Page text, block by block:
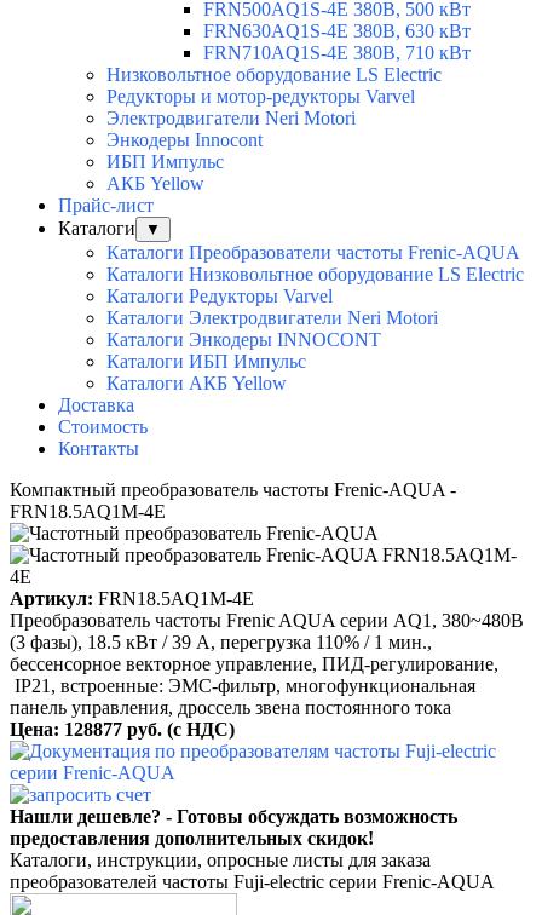
FRN500AQ1S-4E 380В, 500 кВт
FRN630AQ1S-4E 380В, 630 кВт
FRN710AQ1S-4E 380В, 710 кВт
Низковольтное оборудование LS Electric
Редукторы и мотор-редукторы Varvel
Электродвигатели Neri Motori
Энкодеры Innocont
ИБП Импульс
АКБ Yellow
Прайс-лист
Каталоги
▼
Каталоги Преобразователи частоты Frenic-AQUA
Каталоги Низковольтное оборудование LS Electric
Каталоги Редукторы Varvel
Каталоги Электродвигатели Neri Motori
Каталоги Энкодеры INNOCONT
Каталоги ИБП Импульс
Каталоги АКБ Yellow
Доставка
Стоимость
Контакты
Компактный преобразователь частоты Frenic-AQUA -
FRN18.5AQ1M-4E
Артикул: FRN18.5AQ1M-4E
Преобразователь частоты Frenic AQUA серии AQ1, 380~480B
(3 фазы), 18.5 кВт / 39 A, перегрузка 110% / 1 мин.,
бессенсорное векторное управление, ПИД-регулирование,
IP21, встроенные: ЭМС-фильтр, многофункциональная
панель управления, дроссель звена постоянного тока
Цена: 128877 руб. (с НДС)
Нашли дешевле? - Готовы обсуждать возможность
предоставления дополнительных скидок!
Каталоги, инструкции, опросные листы для заказа
преобразователей частоты Fuji-electric серии Frenic-AQUA